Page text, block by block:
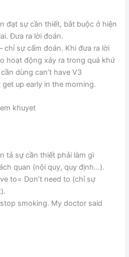
đạt sự cần thiết, bắt buộc ở hiện
Đưa ra lời đoán.
chỉ sự cấm đoán. Khi đưa ra lời
hoạt động xảy ra trong quá khứ
dùng can’t have V3
get up early in the morning.
tả sự cần thiết phải làm gì
quan (nội quy, quy định…).
to= Don’t need to (chỉ sự
smoking. My doctor said